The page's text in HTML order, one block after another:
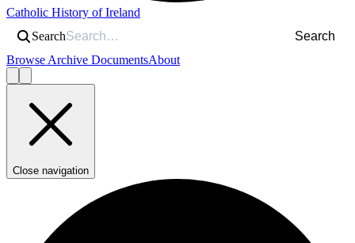
Catholic History of Ireland
Search
Search
Browse Archive DocumentsAbout
Close navigation